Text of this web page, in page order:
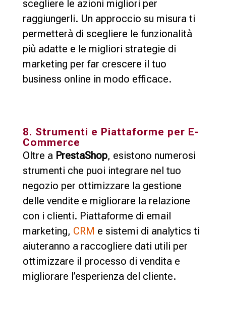
scegliere le azioni migliori per
raggiungerli. Un approccio su misura ti
permetterà di scegliere le funzionalità
più adatte e le migliori strategie di
marketing per far crescere il tuo
business online in modo efficace.
8. Strumenti e Piattaforme per E-
Commerce
Oltre a PrestaShop, esistono numerosi
strumenti che puoi integrare nel tuo
negozio per ottimizzare la gestione
delle vendite e migliorare la relazione
con i clienti. Piattaforme di email
marketing, CRM e sistemi di analytics ti
aiuteranno a raccogliere dati utili per
ottimizzare il processo di vendita e
migliorare l’esperienza del cliente.